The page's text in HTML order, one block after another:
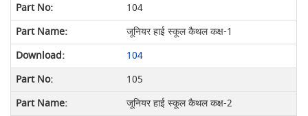
104
जूनियर हाई स्कूल कैथल कक्ष-1
104
105
जूनियर हाई स्कूल कैथल कक्ष-2